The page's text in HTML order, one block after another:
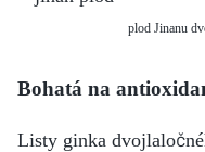
plod Jinanu
Bohatá na
Listy ginka